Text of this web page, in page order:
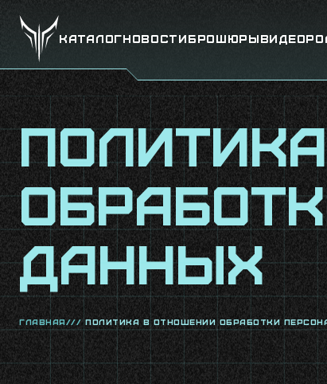
КаталогНовостиБрошюры
данных
главная/// Политика в отношении обработки